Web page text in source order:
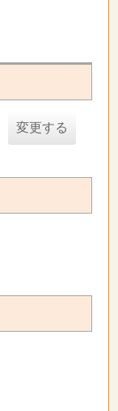
変更する